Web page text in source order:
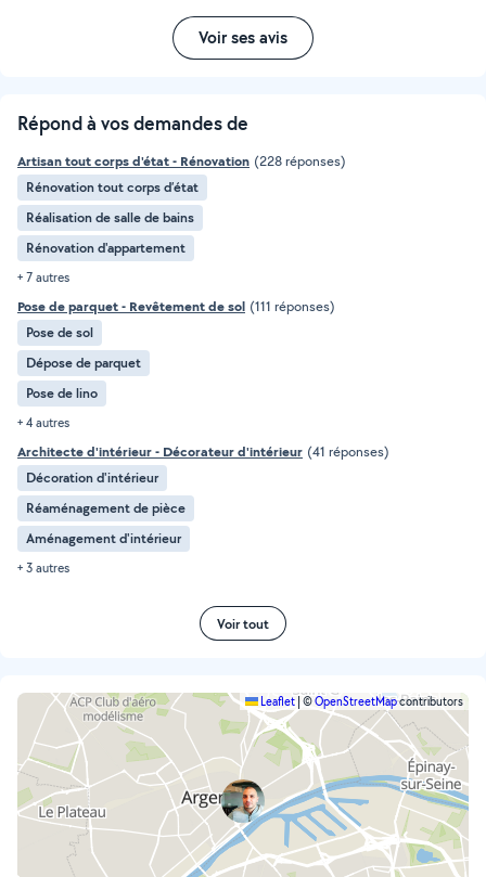
Voir ses avis
Répond à vos demandes de
Artisan tout corps d'état - Rénovation (228 réponses)
Rénovation tout corps d’état
Réalisation de salle de bains
Rénovation d'appartement
+ 7 autres
Pose de parquet - Revêtement de sol (111 réponses)
Pose de sol
Dépose de parquet
Pose de lino
+ 4 autres
Architecte d'intérieur - Décorateur d'intérieur (41 réponses)
Décoration d'intérieur
Réaménagement de pièce
Aménagement d'intérieur
+ 3 autres
Voir tout
Leaflet ©OpenStreetMapcontributors